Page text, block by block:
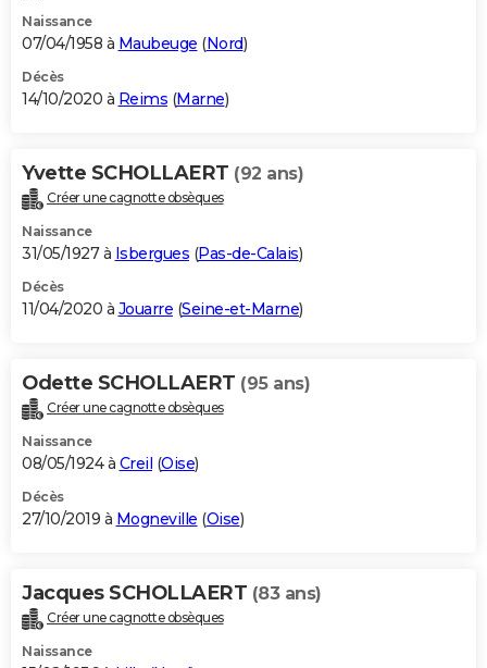
Naissance
07/04/1958 à Maubeuge (Nord)
Décès
14/10/2020 à Reims (Marne)
Yvette SCHOLLAERT (92 ans)
Créer une cagnotte obsèques
Naissance
31/05/1927 à Isbergues (Pas-de-Calais)
Décès
11/04/2020 à Jouarre (Seine-et-Marne)
Odette SCHOLLAERT (95 ans)
Créer une cagnotte obsèques
Naissance
08/05/1924 à Creil (Oise)
Décès
27/10/2019 à Mogneville (Oise)
Jacques SCHOLLAERT (83 ans)
Créer une cagnotte obsèques
Naissance